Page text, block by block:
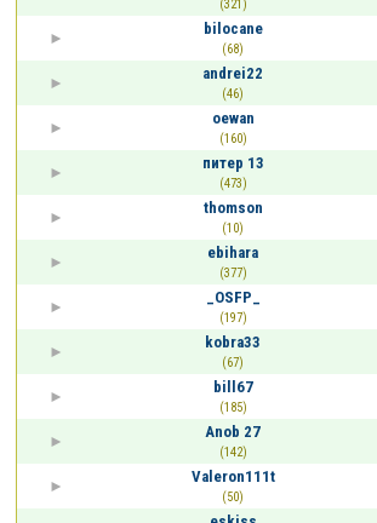
(321)
bilocane
(68)
andrei22
(46)
oewan
(160)
питер 13
(473)
thomson
(10)
ebihara
(377)
_OSFP_
(197)
kobra33
(67)
bill67
(185)
Anob 27
(142)
Valeron111t
(50)